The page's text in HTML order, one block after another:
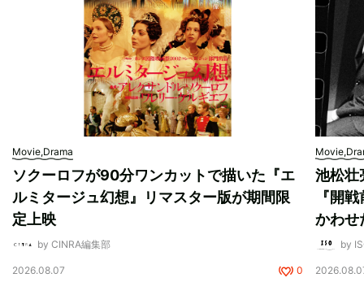
Movie,Drama
ソクーロフが90分ワンカットで描いた『エ
ルミタージュ幻想』リマスター版が期間限
定上映
by CINRA編集部
2026.08.07 0
池松壮
『開
かわせ
by